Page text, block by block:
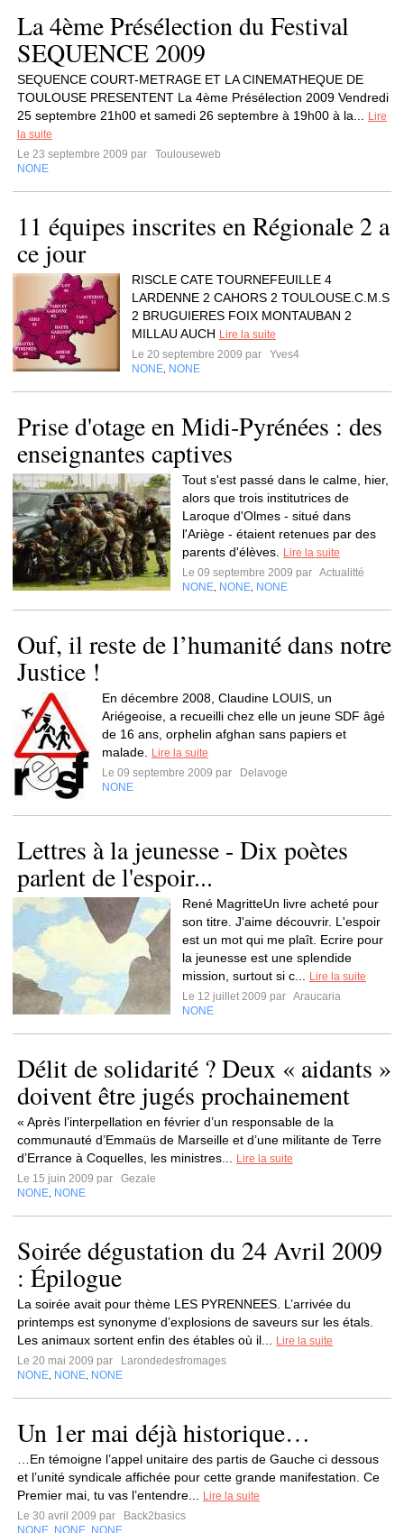
La 4ème Présélection du Festival
SEQUENCE 2009
SEQUENCE COURT-METRAGE ET LA CINEMATHEQUE DE
TOULOUSE PRESENTENT La 4ème Présélection 2009 Vendredi
25 septembre 21h00 et samedi 26 septembre à 19h00 à la...
Lire
la suite
Le 23 septembre 2009 par
Toulouseweb
NONE
11 équipes inscrites en Régionale 2 a
ce jour
RISCLE CATE TOURNEFEUILLE 4
LARDENNE 2 CAHORS 2 TOULOUSE.C.M.S
2 BRUGUIERES FOIX MONTAUBAN 2
MILLAU AUCH Lire la suite
Le 20 septembre 2009 par
Yves4
NONE NONE
Prise d'otage en Midi-Pyrénées : des
enseignantes captives
Tout s'est passé dans le calme, hier,
alors que trois institutrices de
Laroque d'Olmes - situé dans
l'Ariège - étaient retenues par des
parents d'élèves.
Lire la suite
Le 09 septembre 2009 par Actualitté
NONE NONE NONE
Ouf, il reste de l’humanité dans notre
Justice !
En décembre 2008, Claudine LOUIS, un
Ariégeoise, a recueilli chez elle un jeune SDF âgé
de 16 ans, orphelin afghan sans papiers et
malade.
Lire la suite
Le 09 septembre 2009 par
Delavoge
NONE
Lettres à la jeunesse - Dix poètes
parlent de l'espoir...
René MagritteUn livre acheté pour
son titre. J'aime découvrir. L'espoir
est un mot qui me plaît. Ecrire pour
la jeunesse est une splendide
mission, surtout si c...
Lire la suite
Le 12 juillet 2009 par Araucaria
NONE
Délit de solidarité ? Deux « aidants »
doivent être jugés prochainement
« Après l’interpellation en février d’un responsable de la
communauté d’Emmaüs de Marseille et d’une militante de Terre
d’Errance à Coquelles, les ministres...
Lire la suite
Le 15 juin 2009 par
Gezale
NONE NONE
Soirée dégustation du 24 Avril 2009
: Épilogue
La soirée avait pour thème LES PYRENNEES. L’arrivée du
printemps est synonyme d’explosions de saveurs sur les étals.
Les animaux sortent enfin des étables où il...
Lire la suite
Le 20 mai 2009 par
Larondedesfromages
NONE NONE NONE
Un 1er mai déjà historique…
…En témoigne l’appel unitaire des partis de Gauche ci dessous
et l’unité syndicale affichée pour cette grande manifestation. Ce
Premier mai, tu vas l’entendre...
Lire la suite
Le 30 avril 2009 par
Back2basics
NONE NONE NONE